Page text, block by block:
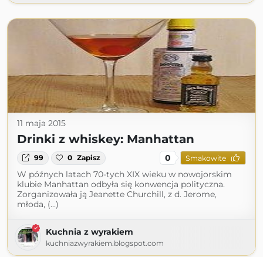
11 maja 2015
Drinki z whiskey: Manhattan
99 0 Zapisz 0 Smakowite
W późnych latach 70-tych XIX wieku w nowojorskim
klubie Manhattan odbyła się konwencja polityczna.
Zorganizowała ją Jeanette Churchill, z d. Jerome,
młoda, (...)
Kuchnia z wyrakiem
kuchniazwyrakiem.blogspot.com